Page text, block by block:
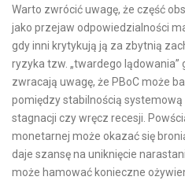
Warto zwrócić uwagę, że część
jako przejaw odpowiedzialności
gdy inni krytykują ją za zbytnią
ryzyka tzw. „twardego lądowania”
zwracają uwagę, że PBoC może
pomiędzy stabilnością systemową
stagnacji czy wręcz recesji.
monetarnej może okazać się
daje szansę na uniknięcie
może hamować konieczne